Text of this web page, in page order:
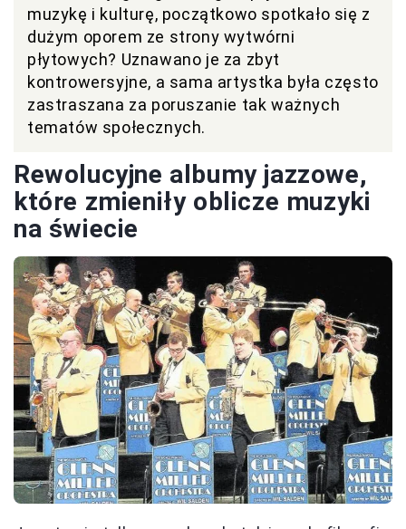
muzykę i kulturę, początkowo spotkało się z
dużym oporem ze strony wytwórni
płytowych? Uznawano je za zbyt
kontrowersyjne, a sama artystka była często
zastraszana za poruszanie tak ważnych
tematów społecznych.
Rewolucyjne albumy jazzowe,
które zmieniły oblicze muzyki
na świecie